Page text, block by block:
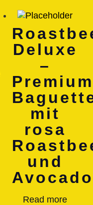
Deluxe
–
mit
rosa
und
Read more